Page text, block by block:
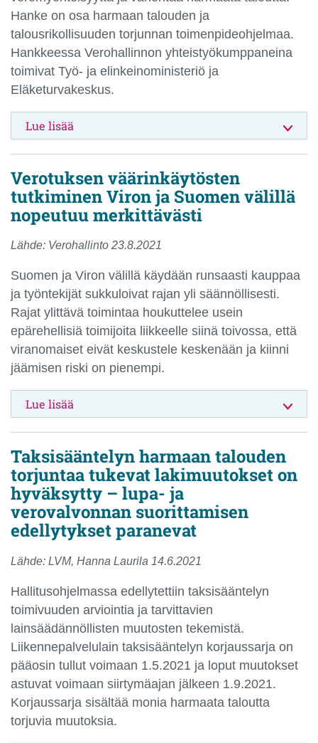
Hanke on osa harmaan talouden ja
talousrikollisuuden torjunnan toimenpideohjelmaa.
Hankkeessa Verohallinnon yhteistyökumppaneina
toimivat Työ- ja elinkeinoministeriö ja
Eläketurvakeskus.
Lue lisää
Verotuksen väärinkäytösten
tutkiminen Viron ja Suomen välillä
nopeutuu merkittävästi
Lähde: Verohallinto 23.8.2021
Suomen ja Viron välillä käydään runsaasti kauppaa
ja työntekijät sukkuloivat rajan yli säännöllisesti.
Rajat ylittävä toimintaa houkuttelee usein
epärehellisiä toimijoita liikkeelle siinä toivossa, että
viranomaiset eivät keskustele keskenään ja kiinni
jäämisen riski on pienempi.
Lue lisää
Taksisääntelyn harmaan talouden
torjuntaa tukevat lakimuutokset on
hyväksytty – lupa- ja
verovalvonnan suorittamisen
edellytykset paranevat
Lähde: LVM, Hanna Laurila 14.6.2021
Hallitusohjelmassa edellytettiin taksisääntelyn
toimivuuden arviointia ja tarvittavien
lainsäädännöllisten muutosten tekemistä.
Liikennepalvelulain taksisääntelyn korjaussarja on
pääosin tullut voimaan 1.5.2021 ja loput muutokset
astuvat voimaan siirtymäajan jälkeen 1.9.2021.
Korjaussarja sisältää monia harmaata taloutta
torjuvia muutoksia.